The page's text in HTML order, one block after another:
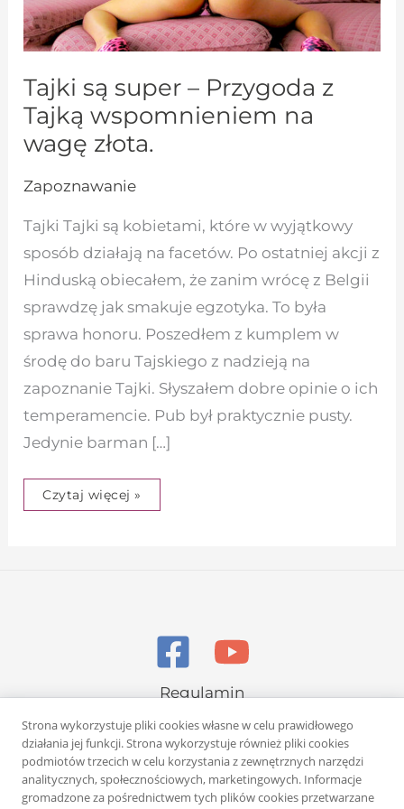
Tajki są super – Przygoda z
Tajką wspomnieniem na
wagę złota.
Zapoznawanie
Tajki Tajki są kobietami, które w wyjątkowy
sposób działają na facetów. Po ostatniej akcji z
Hinduską obiecałem, że zanim wrócę z Belgii
sprawdzę jak smakuje egzotyka. To była
sprawa honoru. Poszedłem z kumplem w
środę do baru Tajskiego z nadzieją na
zapoznanie Tajki. Słyszałem dobre opinie o ich
temperamencie. Pub był praktycznie pusty.
Jedynie barman […]
Czytaj więcej »
Regulamin
Polityka prywatności
Strona wykorzystuje pliki cookies własne w celu prawidłowego
działania jej funkcji. Strona wykorzystuje również pliki cookies
podmiotów trzecich w celu korzystania z zewnętrznych narzędzi
analitycznych, społecznościowych, marketingowych. Informacje
gromadzone za pośrednictwem tych plików cookies przetwarzane